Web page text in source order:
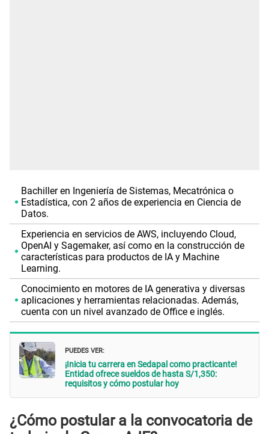
Bachiller en Ingeniería de Sistemas, Mecatrónica o
Estadística, con 2 años de experiencia en Ciencia de
Datos.
Experiencia en servicios de AWS, incluyendo Cloud,
OpenAI y Sagemaker, así como en la construcción de
características para productos de IA y Machine
Learning.
Conocimiento en motores de IA generativa y diversas
aplicaciones y herramientas relacionadas. Además,
cuenta con un nivel avanzado de Office e inglés.
PUEDES VER:
¡Inicia tu carrera en Sedapal como practicante!
Entidad ofrece sueldos de hasta S/1,350:
requisitos y cómo postular hoy
¿Cómo postular a la convocatoria de